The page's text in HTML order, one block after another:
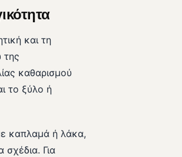
και τη
της
καθαρισμού
το ξύλο ή
καπλαμά ή λάκα,
σχέδια. Για